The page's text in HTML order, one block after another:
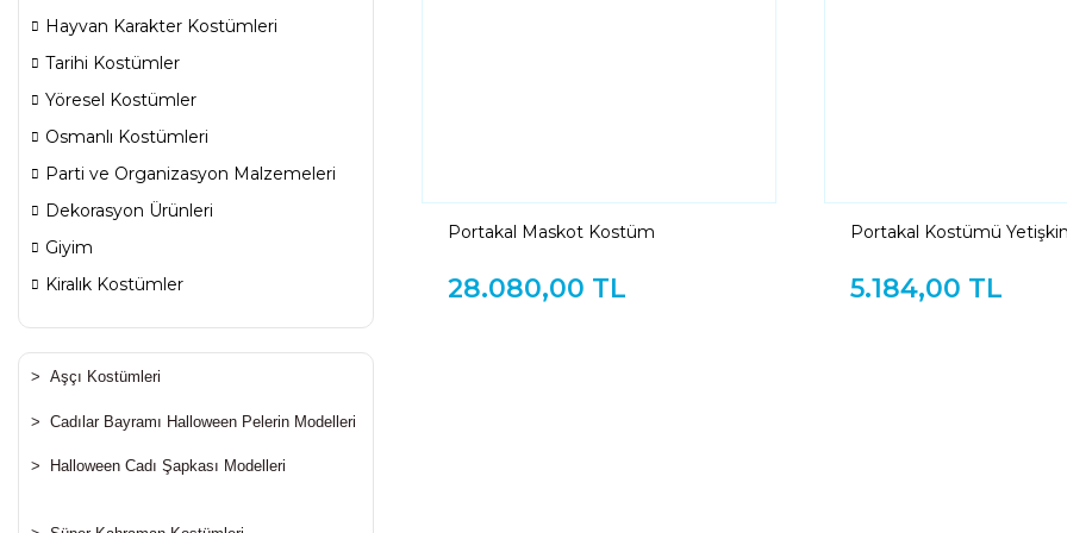
Hayvan Karakter Kostümleri
Tarihi Kostümler
Yöresel Kostümler
Osmanlı Kostümleri
Parti ve Organizasyon Malzemeleri
Dekorasyon Ürünleri
Giyim
Kiralık Kostümler
> Aşçı Kostümleri
> Cadılar Bayramı Halloween Pelerin Modelleri
> Halloween Cadı Şapkası Modelleri
Portakal Maskot Kostüm
28.080,00 TL
Portakal Kostümü
5.184,00 TL